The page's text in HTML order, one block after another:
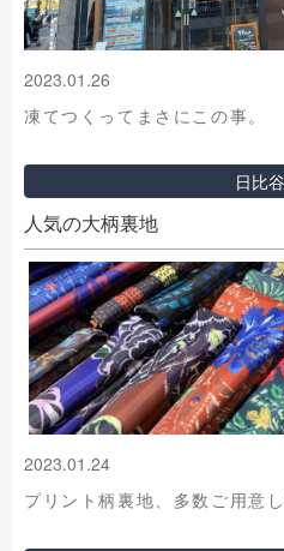
2023.01.26
凍てつくってまさにこの事。
日比
人気の大柄裏地
2023.01.24
プリント柄裏地、多数ご用意